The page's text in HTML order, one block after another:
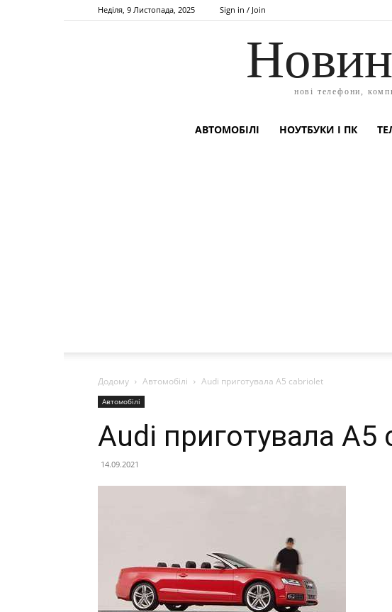
Неділя, 9 Листопада, 2025 Sign in / Join
нові телефони,
АВТОМОБІЛІ НОУТБУКИ І ПК
Додому Автомобілі Audi приготувала A5 cabriolet
Автомобілі
Audi приготувала A5
14.09.2021